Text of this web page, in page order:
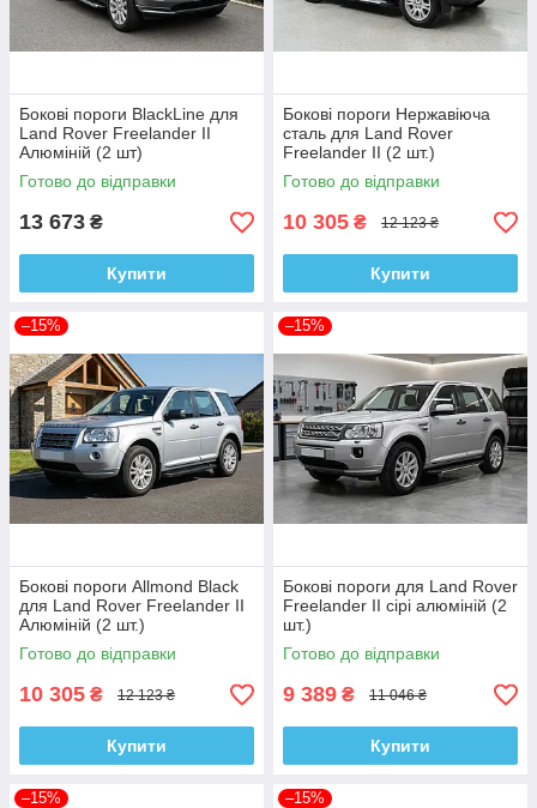
Бокові пороги BlackLine для
Land Rover Freelander II
Алюміній (2 шт)
Готово до відправки
13 673 ₴
Купити
Бокові пороги Нержавіюча
сталь для Land Rover
Freelander II (2 шт.)
Готово до відправки
10 305 ₴ 12 123 ₴
Купити
–15%
Бокові пороги Allmond Black
для Land Rover Freelander II
Алюміній (2 шт.)
Готово до відправки
10 305 ₴ 12 123 ₴
Купити
–15%
Бокові пороги для Land Rover
Freelander II сірі алюміній (2
шт.)
Готово до відправки
9 389 ₴ 11 046 ₴
Купити
–15% –15%